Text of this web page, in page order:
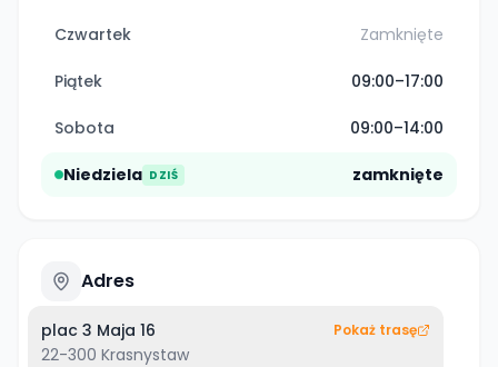
Czwartek Zamknięte
Piątek 09:00–17:00
Sobota 09:00–14:00
Niedziela DZIŚ zamknięte
Adres
plac 3 Maja 16
22-300 Krasnystaw
Pokaż trasę